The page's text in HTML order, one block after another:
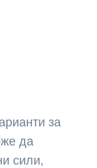
за
да
сили,